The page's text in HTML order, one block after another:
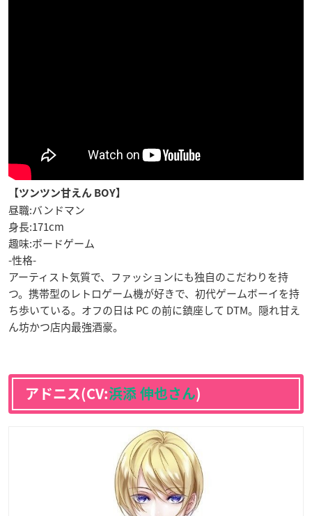
【ツンツン甘えん BOY】
昼職:バンドマン
身長:171cm
趣味:ボードゲーム
-性格-
アーティスト気質で、ファッションにも独自のこだわりを持
つ。携帯型のレトロゲーム機が好きで、初代ゲームボーイを持
ち歩いている。オフの日は PC の前に鎮座して DTM。隠れ甘え
ん坊かつ店内最強酒豪。
アドニス(CV:浜添 伸也さん)